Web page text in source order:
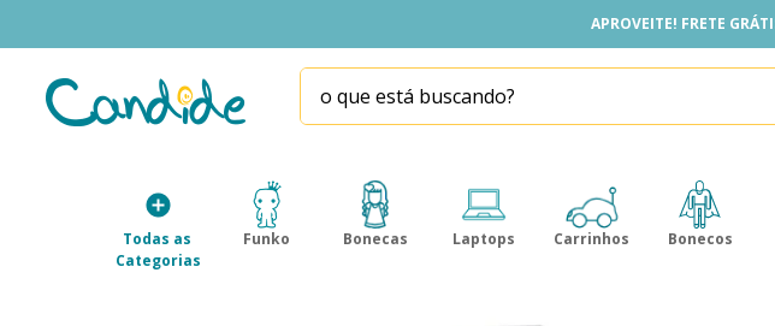
APROVEITE! FRETE
APROVEITE! FRETE
o que está buscando?
Todas as
Categorias
Funko Bonecas Laptops Carrinhos Bonecos
homem aranha
fill the fridge